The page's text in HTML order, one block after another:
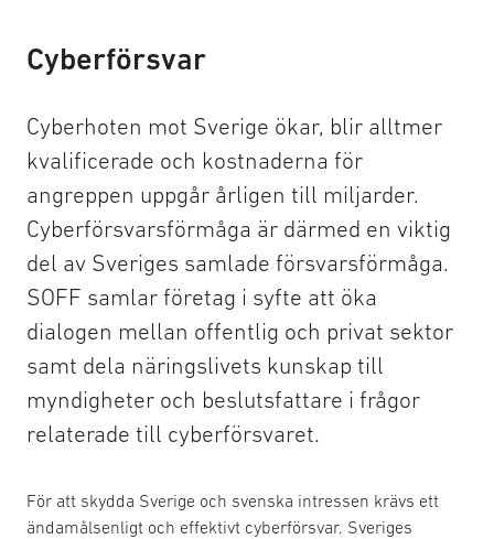
Cyberförsvar
Cyberhoten mot Sverige ökar, blir alltmer
kvalificerade och kostnaderna för
angreppen uppgår årligen till miljarder.
Cyberförsvarsförmåga är därmed en viktig
del av Sveriges samlade försvarsförmåga.
SOFF samlar företag i syfte att öka
dialogen mellan offentlig och privat sektor
samt dela näringslivets kunskap till
myndigheter och beslutsfattare i frågor
relaterade till cyberförsvaret.
För att skydda Sverige och svenska intressen krävs ett
ändamålsenligt och effektivt cyberförsvar. Sveriges